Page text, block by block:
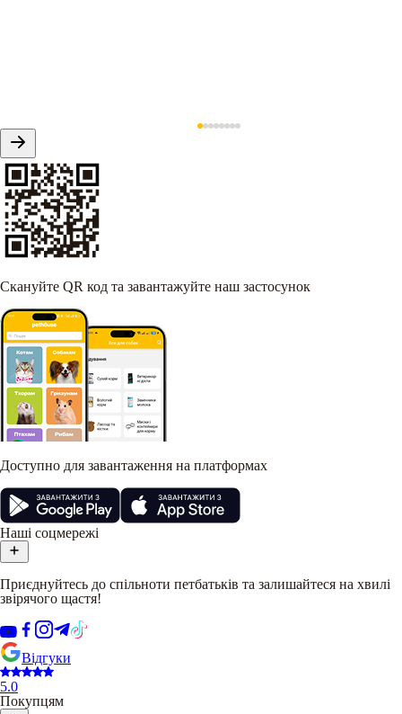
Скануйте QR код та завантажуйте наш застосунок
Доступно для завантаження на платформах
Наші соцмережі
Приєднуйтесь до спільноти петбатьків та залишайтеся на хвилі
звірячого щастя!
Відгуки
5.0
Покупцям